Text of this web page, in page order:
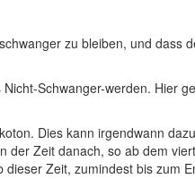
zu bleiben, und dass
Schwanger-werden. Hier
Dies kann irgendwann
Zeit danach, so ab dem
Zeit, zumindest bis zum